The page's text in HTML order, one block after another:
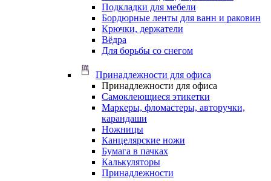
Подкладки для мебели
Бордюрные ленты для ванн и раковин
Крючки, держатели
Вёдра
Для борьбы со снегом
Принадлежности для офиса
Принадлежности для офиса
Самоклеющиеся этикетки
Маркеры, фломастеры, авторучки,
карандаши
Ножницы
Канцелярские ножи
Бумага в пачках
Калькуляторы
Принадлежности